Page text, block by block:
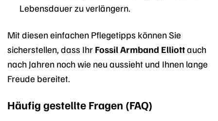
Lebensdauer zu verlängern.
Mit diesen einfachen Pflegetipps können Sie
sicherstellen, dass Ihr Fossil Armband Elliottauch
nach Jahren noch wie neu aussieht und Ihnen lange
Freude bereitet.
Häufig gestellte Fragen (FAQ)